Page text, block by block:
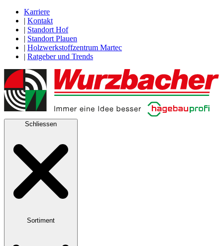
Karriere
| Kontakt
| Standort Hof
| Standort Plauen
| Holzwerkstoffzentrum Martec
| Ratgeber und Trends
Schliessen
Sortiment